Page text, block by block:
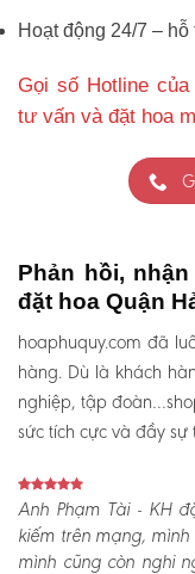
Hoạt động 24/7 –
Gọi số Hotline
tư vấn và đặt hoa
Phản hồi,
đặt hoa Quận
hoaphuquy.com đã
hàng. Dù là khách
nghiệp, tập
sức tích cực và đầy sự
Anh Phạm Tài - KH
kiếm trên mạng,
mình cũng còn nghi